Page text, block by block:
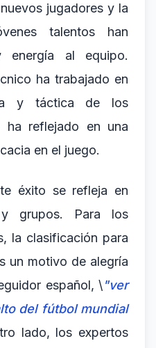
jugadores y la
talentos han
energía al equipo.
ha trabajado en
y táctica de los
ha reflejado en una
en el juego.
éxito se refleja en
y grupos. Para los
la clasificación para
un motivo de alegría
español, \"ver
del fútbol mundial
lado, los expertos